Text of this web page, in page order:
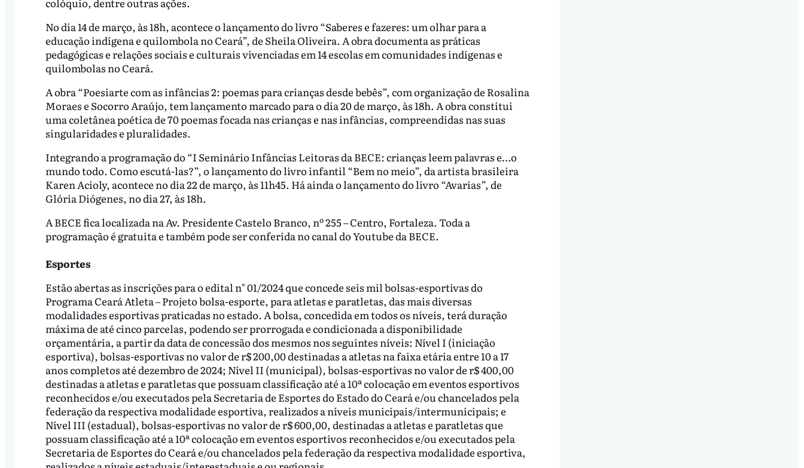
No dia 14 de março, às 18h, acontece o lançamento do livro “Saberes e fazeres: um olhar para a
educação indígena e quilombola no Ceará”, de Sheila Oliveira. A obra documenta as práticas
pedagógicas e relações sociais e culturais vivenciadas em 14 escolas em comunidades indígenas e
quilombolas no Ceará.
A obra “Poesiarte com as infâncias 2: poemas para crianças desde bebês”, com organização de Rosalina
Moraes e Socorro Araújo, tem lançamento marcado para o dia 20 de março, às 18h. A obra constitui
uma coletânea poética de 70 poemas focada nas crianças e nas infâncias, compreendidas nas suas
singularidades e pluralidades.
Integrando a programação do “I Seminário Infâncias Leitoras da BECE: crianças leem palavras e…o
mundo todo. Como escutá-las?”, o lançamento do livro infantil “Bem no meio”, da artista brasileira
Karen Acioly, acontece no dia 22 de março, às 11h45. Há ainda o lançamento do livro “Avarias”, de
Glória Diógenes, no dia 27, às 18h.
A BECE fica localizada na Av. Presidente Castelo Branco, nº 255 – Centro, Fortaleza. Toda a
programação é gratuita e também pode ser conferida no canal do Youtube da BECE.
Esportes
Estão abertas as inscrições para o edital n° 01/2024 que concede seis mil bolsas-esportivas do
Programa Ceará Atleta – Projeto bolsa-esporte, para atletas e paratletas, das mais diversas
modalidades esportivas praticadas no estado. A bolsa, concedida em todos os níveis, terá duração
máxima de até cinco parcelas, podendo ser prorrogada e condicionada a disponibilidade
orçamentária, a partir da data de concessão dos mesmos nos seguintes níveis: Nível I (iniciação
esportiva), bolsas-esportivas no valor de r$ 200,00 destinadas a atletas na faixa etária entre 10 a 17
anos completos até dezembro de 2024; Nível II (municipal), bolsas-esportivas no valor de r$ 400,00
destinadas a atletas e paratletas que possuam classificação até a 10ª colocação em eventos esportivos
reconhecidos e/ou executados pela Secretaria de Esportes do Estado do Ceará e/ou chancelados pela
federação da respectiva modalidade esportiva, realizados a níveis municipais/intermunicipais; e
Nível III (estadual), bolsas-esportivas no valor de r$ 600,00, destinadas a atletas e paratletas que
possuam classificação até a 10ª colocação em eventos esportivos reconhecidos e/ou executados pela
Secretaria de Esportes do Ceará e/ou chancelados pela federação da respectiva modalidade esportiva,